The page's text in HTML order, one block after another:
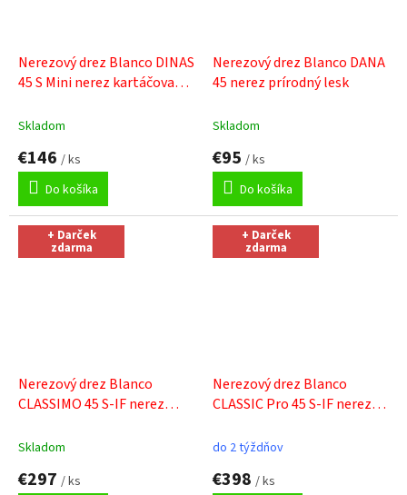
Nerezový drez Blanco DINAS
45 S Mini nerez kartáčovaný
Skladom
€146 / ks
Do košíka
Nerezový drez Blanco DANA
45 nerez prírodný lesk
Skladom
€95 / ks
Do košíka
+ Darček
zdarma
Nerezový drez Blanco
CLASSIMO 45 S-IF nerez
pasta
Skladom
€297 / ks
+ Darček
zdarma
Nerezový drez Blanco
CLASSIC Pro 45 S-IF nerez
čistiaca pasta
do 2 týždňov
€398 / ks